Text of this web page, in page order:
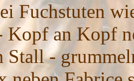
Fuchstuten
Kopf an Kopf
Stall -